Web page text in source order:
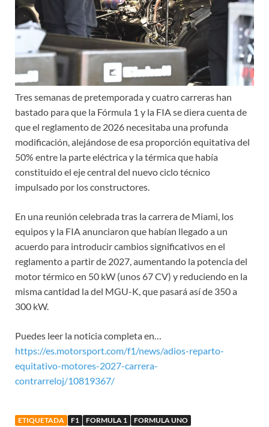
Tres semanas de pretemporada y cuatro carreras han
bastado para que la Fórmula 1 y la FIA se diera cuenta de
que el reglamento de 2026 necesitaba una profunda
modificación, alejándose de esa proporción equitativa del
50% entre la parte eléctrica y la térmica que había
constituido el eje central del nuevo ciclo técnico
impulsado por los constructores.
En una reunión celebrada tras la carrera de Miami, los
equipos y la FIA anunciaron que habían llegado a un
acuerdo para introducir cambios significativos en el
reglamento a partir de 2027, aumentando la potencia del
motor térmico en 50 kW (unos 67 CV) y reduciendo en la
misma cantidad la del MGU-K, que pasará así de 350 a
300 kW.
Puedes leer la noticia completa en…
https://es.motorsport.com/f1/news/adios-reparto-
equitativo-motores-2027-carrera-
contrarreloj/10819367/
ETIQUETADA F1 FORMULA 1 FORMULA UNO